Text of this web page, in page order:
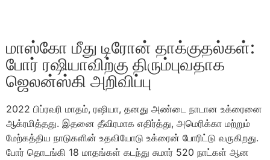
மாஸ்கோ மீது டிரோன் தாக்குதல்கள்:
போர் ரஷியாவிற்கு திரும்புவதாக
ஜெலன்ஸ்கி அறிவிப்பு
2022 பிப்ரவரி மாதம், ரஷியா, தனது அண்டை நாடான உக்ரைனை
ஆக்ரமித்தது. இதனை தீவிரமாக எதிர்த்து, அமெரிக்கா மற்றும்
மேற்கத்திய நாடுகளின் உதவியோடு உக்ரைன் போரிட்டு வருகிறது.
போர் தொடங்கி 18 மாதங்கள் கடந்து சுமார் 520 நாட்கள் ஆன